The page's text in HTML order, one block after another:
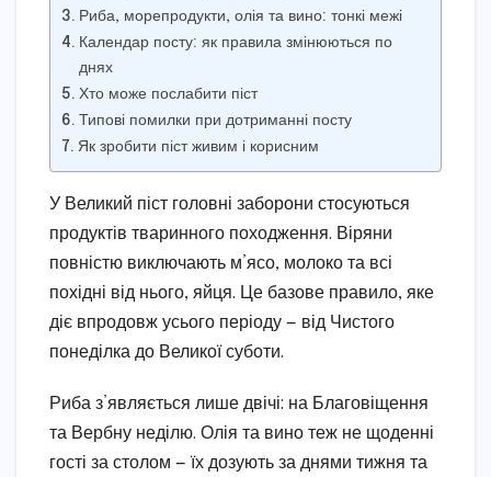
Риба, морепродукти, олія та вино: тонкі межі
Календар посту: як правила змінюються по
днях
Хто може послабити піст
Типові помилки при дотриманні посту
Як зробити піст живим і корисним
У Великий піст головні заборони стосуються
продуктів тваринного походження. Віряни
повністю виключають м’ясо, молоко та всі
похідні від нього, яйця. Це базове правило, яке
діє впродовж усього періоду — від Чистого
понеділка до Великої суботи.
Риба з’являється лише двічі: на Благовіщення
та Вербну неділю. Олія та вино теж не щоденні
гості за столом — їх дозують за днями тижня та